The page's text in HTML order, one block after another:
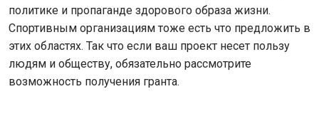
политике и пропаганде здорового образа жизни.
Спортивным организациям тоже есть что предложить в
этих областях. Так что если ваш проект несет пользу
людям и обществу, обязательно рассмотрите
возможность получения гранта.